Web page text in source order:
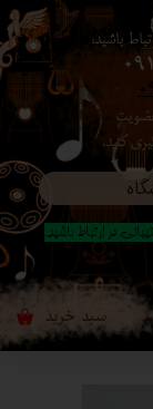
باشید،
کنید.
۰ سبد خرید
در ارتباط باشید..